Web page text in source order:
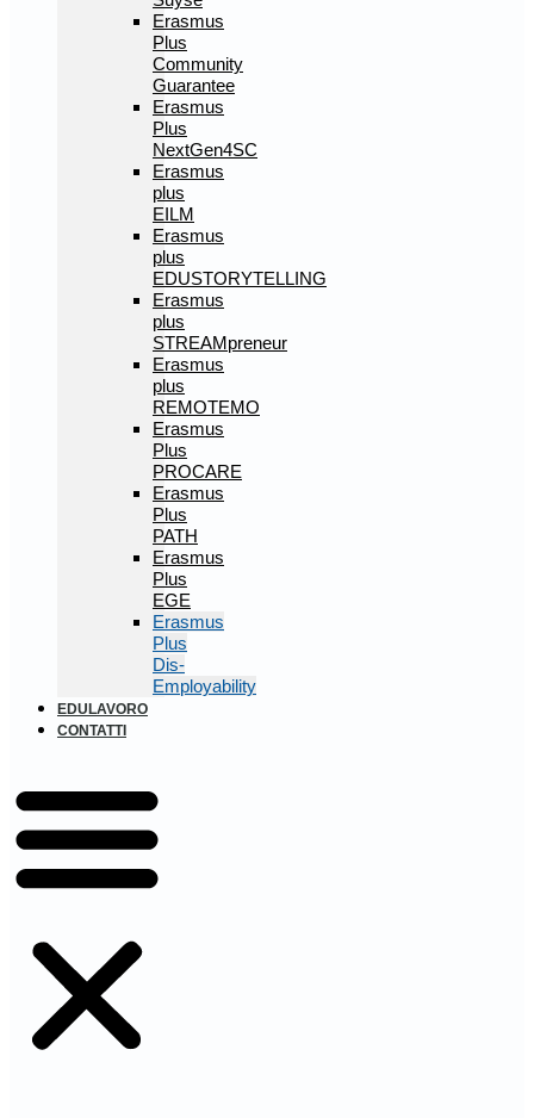
Erasmus
Plus
Community
Guarantee
Erasmus
Plus
NextGen4SC
Erasmus
plus
EILM
Erasmus
plus
EDUSTORYTELLING
Erasmus
plus
STREAMpreneur
Erasmus
plus
REMOTEMO
Erasmus
Plus
PROCARE
Erasmus
Plus
PATH
Erasmus
Plus
EGE
Erasmus
Plus
Dis-
Employability
EDULAVORO
CONTATTI